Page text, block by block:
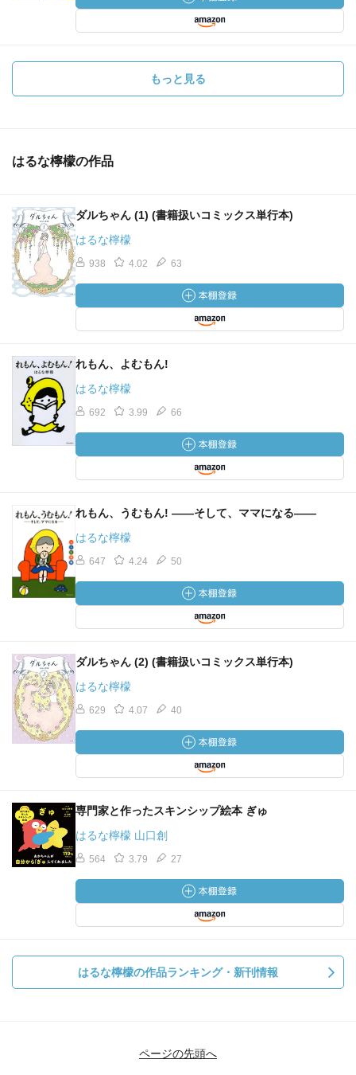
もっと見る
はるな檸檬の作品
ダルちゃん (1) (書籍扱いコミックス単行本)
はるな檸檬
938 4.02 63
れもん、よむもん!
はるな檸檬
692 3.99 66
れもん、うむもん! ――そして、ママになる――
はるな檸檬
647 4.24 50
ダルちゃん (2) (書籍扱いコミックス単行本)
はるな檸檬
629 4.07 40
専門家と作ったスキンシップ絵本 ぎゅ
はるな檸檬 山口創
564 3.79 27
はるな檸檬の作品ランキング・新刊情報
ページの先頭へ